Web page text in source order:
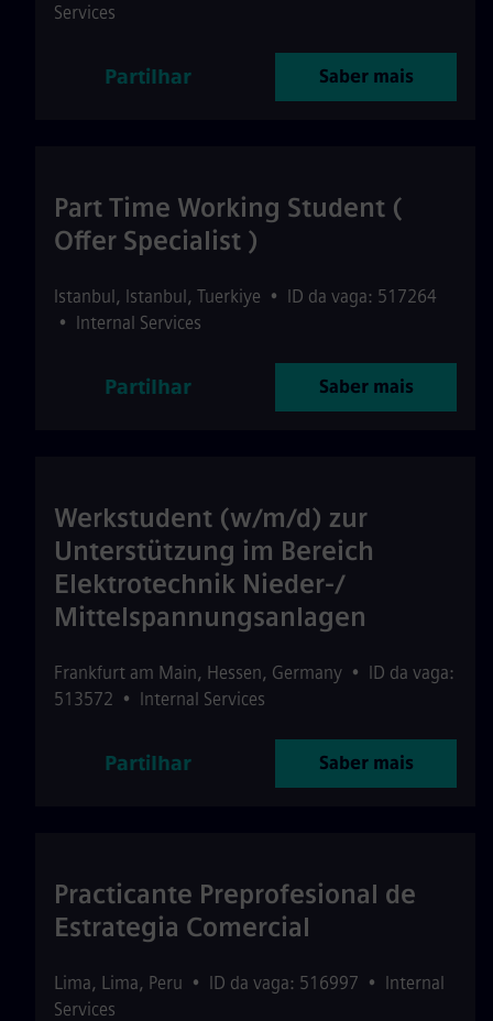
Services
Partilhar Saber mais
Part Time Working Student (
Offer Specialist )
Istanbul, Istanbul, Tuerkiye • ID da vaga: 517264
• Internal Services
Partilhar Saber mais
Werkstudent (w/m/d) zur
Unterstützung im Bereich
Elektrotechnik Nieder-/
Mittelspannungsanlagen
Frankfurt am Main, Hessen, Germany • ID da vaga:
513572 • Internal Services
Partilhar Saber mais
Practicante Preprofesional de
Estrategia Comercial
Lima, Lima, Peru • ID da vaga: 516997 • Internal
Services